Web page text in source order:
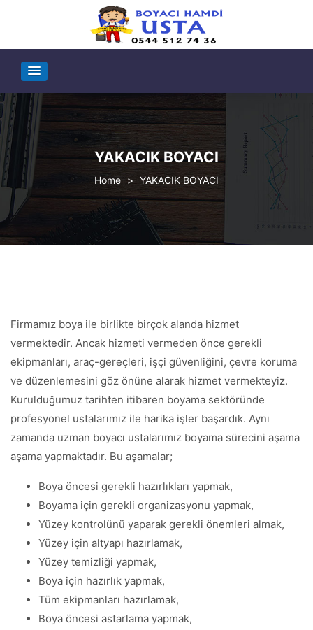
YAKACIK BOYACI
> YAKACIK BOYACI
Firmamız boya ile birlikte birçok alanda hizmet
vermektedir. Ancak hizmeti vermeden önce gerekli
ekipmanları, araç-gereçleri, işçi güvenliğini, çevre koruma
ve düzenlemesini göz önüne alarak hizmet vermekteyiz.
Kurulduğumuz tarihten itibaren boyama sektöründe
profesyonel ustalarımız ile harika işler başardık. Aynı
zamanda uzman boyacı ustalarımız boyama sürecini aşama
aşama yapmaktadır. Bu aşamalar;
Boya öncesi gerekli hazırlıkları yapmak,
Boyama için gerekli organizasyonu yapmak,
Yüzey kontrolünü yaparak gerekli önemleri almak,
Yüzey için altyapı hazırlamak,
Yüzey temizliği yapmak,
Boya için hazırlık yapmak,
Tüm ekipmanları hazırlamak,
Boya öncesi astarlama yapmak,